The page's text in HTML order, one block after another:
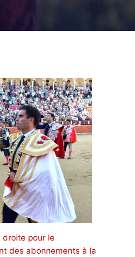
droite pour le
des abonnements à la